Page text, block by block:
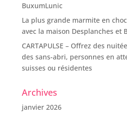
BuxumLunic
La plus grande marmite en
avec la maison Desplanches et
CARTAPULSE – Offrez des
des sans-abri, personnes en
suisses ou résidentes
Archives
janvier 2026